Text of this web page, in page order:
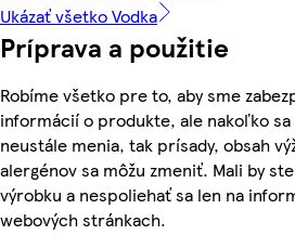
Ukázať všetko Vodka
Príprava a použitie
Robíme všetko pre to, aby sme
informácií o produkte, ale nakoľko
neustále menia, tak prísady, obsah
alergénov sa môžu zmeniť. Mali by
výrobku a nespoliehať sa len na
webových stránkach.